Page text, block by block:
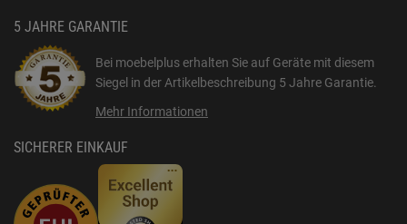
5 JAHRE GARANTIE
Bei moebelplus erhalten Sie auf Geräte mit diesem
Siegel in der Artikelbeschreibung 5 Jahre Garantie.
Mehr Informationen
SICHERER EINKAUF